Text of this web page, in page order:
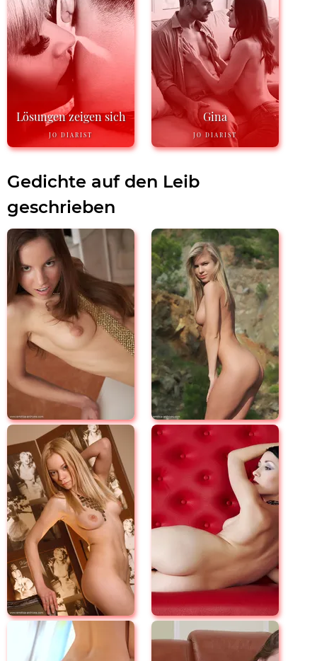
Lösungen zeigen sich
JO DIARIST
Gina
JO DIARIST
Gedichte auf den Leib
geschrieben